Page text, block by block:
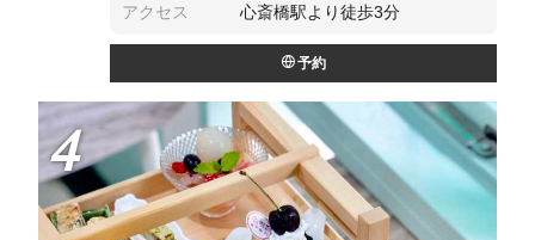
アクセス
心斎橋駅より徒歩3分
予約
4